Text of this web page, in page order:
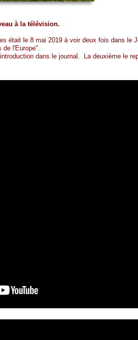
à la télévision.
était le 8 mai 2019 à voir deux fois dans le
de l'Europe".
dans le journal. La deuxième le